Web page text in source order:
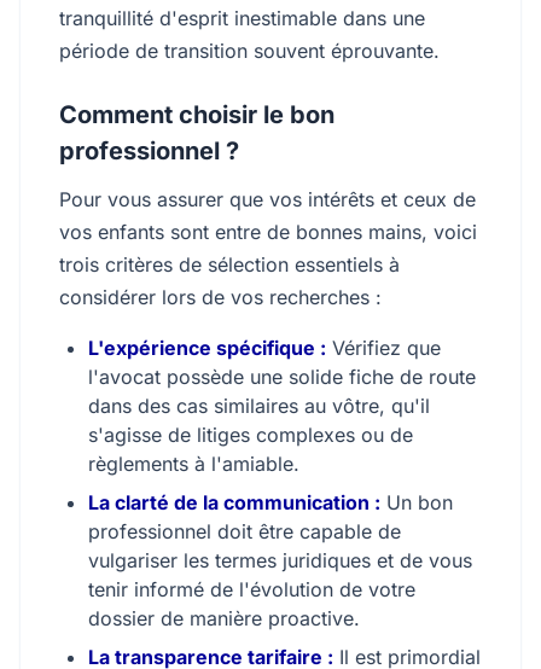
tranquillité d'esprit inestimable dans une
période de transition souvent éprouvante.
Comment choisir le bon
professionnel ?
Pour vous assurer que vos intérêts et ceux de
vos enfants sont entre de bonnes mains, voici
trois critères de sélection essentiels à
considérer lors de vos recherches :
L'expérience spécifique : Vérifiez que
l'avocat possède une solide fiche de route
dans des cas similaires au vôtre, qu'il
s'agisse de litiges complexes ou de
règlements à l'amiable.
La clarté de la communication : Un bon
professionnel doit être capable de
vulgariser les termes juridiques et de vous
tenir informé de l'évolution de votre
dossier de manière proactive.
La transparence tarifaire : Il est primordial